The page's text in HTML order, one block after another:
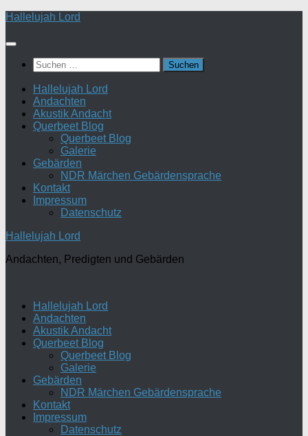
Zum
springen
Hallelujah Lord
Suchen
nach:
Hallelujah Lord
Andachten
Akustik Andacht
Querbeet Blog
Querbeet Blog
Galerie
Gebärden
NDR Märchen Gebärdensprache
Kontakt
Impressum
Datenschutz
Hallelujah Lord
Andachten, Predigten und Gebärden
Hallelujah Lord
Andachten
Akustik Andacht
Querbeet Blog
Querbeet Blog
Galerie
Gebärden
NDR Märchen Gebärdensprache
Kontakt
Impressum
Datenschutz